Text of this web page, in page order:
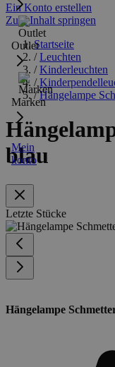
Outlet
Marken
Mein
konto
Ein Konto erstellen
Zum Inhalt springen
Startseite
/ Leuchten
/ Kinderleuchten
/
/ Hängelampe
blau
Letzte Stücke
Hängelampe